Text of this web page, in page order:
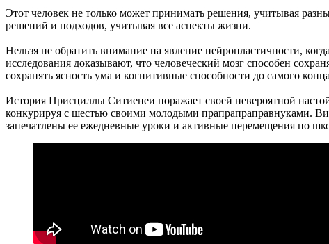
Этот человек не только может принимать решения, учитывая
решений и подходов, учитывая все аспекты жизни.
Нельзя не обратить внимание на явление нейропластичности,
исследования доказывают, что человеческий мозг способен
сохранять ясность ума и когнитивные способности до самого
История Присциллы Ситиенеи поражает своей невероятной
конкурируя с шестью своими молодыми прапрапраправнуками.
запечатлены ее ежедневные уроки и активные перемещения по